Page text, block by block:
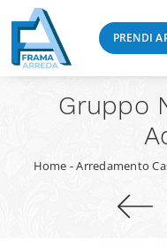
PRENDI
Gruppo
Home -Arredamento